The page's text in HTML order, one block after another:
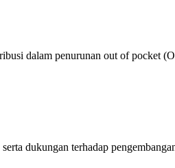
dalam penurunan out of pocket
dukungan terhadap